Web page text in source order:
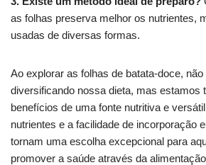
as folhas preserva melhor os nutrientes,
usadas de diversas formas.
Ao explorar as folhas de batata-doce,
diversificando nossa dieta, mas estamos
benefícios de uma fonte nutritiva e
nutrientes e a facilidade de incorporação
tornam uma escolha excepcional para
promover a saúde através da